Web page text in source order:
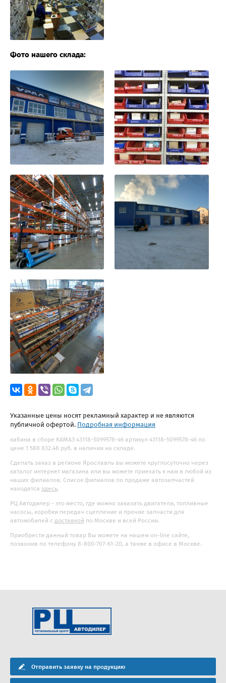
Фото нашего склада:
Указанные цены носят рекламный характер и не являются
публичной офертой. Подробная информация
кабина в сборе КАМАЗ 43118-5099578-46 артикул 43118-5099578-46 по
цене 1 588 832.48 руб. в наличии на складе.
Сделать заказ в регионе Ярославль вы можете круглосуточно через
каталог интернет магазина или вы можете приехать к нам в любой из
наших филиалов. Список филиалов по продаже автозапчастей
находятся здесь.
РЦ Автодилер - это место, где можно заказать двигатели, топливные
насосы, коробки передач сцепление и прочие запчасти для
автомобилей с доставкой по Москве и всей России.
Приобрести данный товар Вы можете на нашем on-line сайте,
позвонив по телефону 8-800-707-61-20, а также в офисе в Москве.
Отправить заявку на продукцию